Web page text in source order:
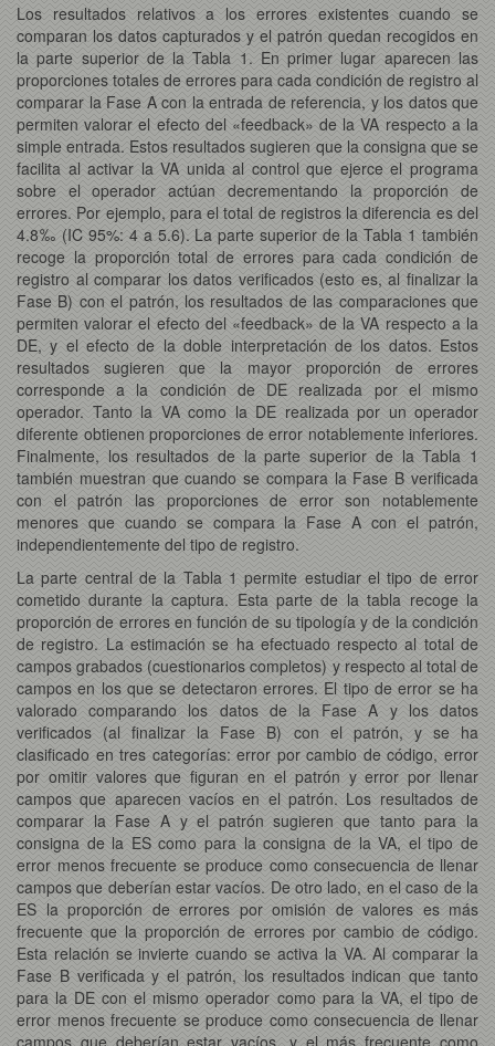
Los resultados relativos a los errores existentes cuando se
comparan los datos capturados y el patrón quedan recogidos en
la parte superior de la Tabla 1. En primer lugar aparecen las
proporciones totales de errores para cada condición de registro al
comparar la Fase A con la entrada de referencia, y los datos que
permiten valorar el efecto del «feedback» de la VA respecto a la
simple entrada. Estos resultados sugieren que la consigna que se
facilita al activar la VA unida al control que ejerce el programa
sobre el operador actúan decrementando la proporción de
errores. Por ejemplo, para el total de registros la diferencia es del
4.8‰ (IC 95%: 4 a 5.6). La parte superior de la Tabla 1 también
recoge la proporción total de errores para cada condición de
registro al comparar los datos verificados (esto es, al finalizar la
Fase B) con el patrón, los resultados de las comparaciones que
permiten valorar el efecto del «feedback» de la VA respecto a la
DE, y el efecto de la doble interpretación de los datos. Estos
resultados sugieren que la mayor proporción de errores
corresponde a la condición de DE realizada por el mismo
operador. Tanto la VA como la DE realizada por un operador
diferente obtienen proporciones de error notablemente inferiores.
Finalmente, los resultados de la parte superior de la Tabla 1
también muestran que cuando se compara la Fase B verificada
con el patrón las proporciones de error son notablemente
menores que cuando se compara la Fase A con el patrón,
independientemente del tipo de registro.
La parte central de la Tabla 1 permite estudiar el tipo de error
cometido durante la captura. Esta parte de la tabla recoge la
proporción de errores en función de su tipología y de la condición
de registro. La estimación se ha efectuado respecto al total de
campos grabados (cuestionarios completos) y respecto al total de
campos en los que se detectaron errores. El tipo de error se ha
valorado comparando los datos de la Fase A y los datos
verificados (al finalizar la Fase B) con el patrón, y se ha
clasificado en tres categorías: error por cambio de código, error
por omitir valores que figuran en el patrón y error por llenar
campos que aparecen vacíos en el patrón. Los resultados de
comparar la Fase A y el patrón sugieren que tanto para la
consigna de la ES como para la consigna de la VA, el tipo de
error menos frecuente se produce como consecuencia de llenar
campos que deberían estar vacíos. De otro lado, en el caso de la
ES la proporción de errores por omisión de valores es más
frecuente que la proporción de errores por cambio de código.
Esta relación se invierte cuando se activa la VA. Al comparar la
Fase B verificada y el patrón, los resultados indican que tanto
para la DE con el mismo operador como para la VA, el tipo de
error menos frecuente se produce como consecuencia de llenar
campos que deberían estar vacíos, y el más frecuente como